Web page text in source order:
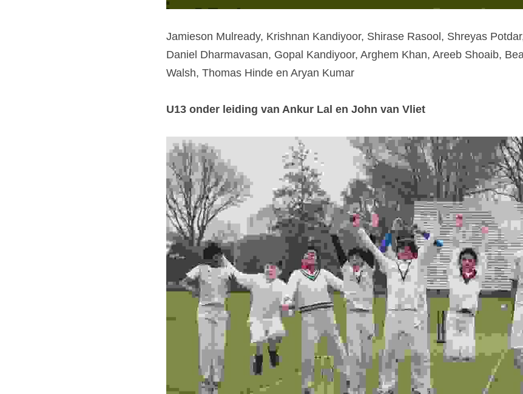
Jamieson Mulready, Krishnan Kandiyoor, Shirase Rasool, Shreyas
Daniel Dharmavasan, Gopal Kandiyoor, Arghem Khan, Areeb Shoaib,
Walsh, Thomas Hinde en Aryan Kumar
U13 onder leiding van Ankur Lal en John van Vliet